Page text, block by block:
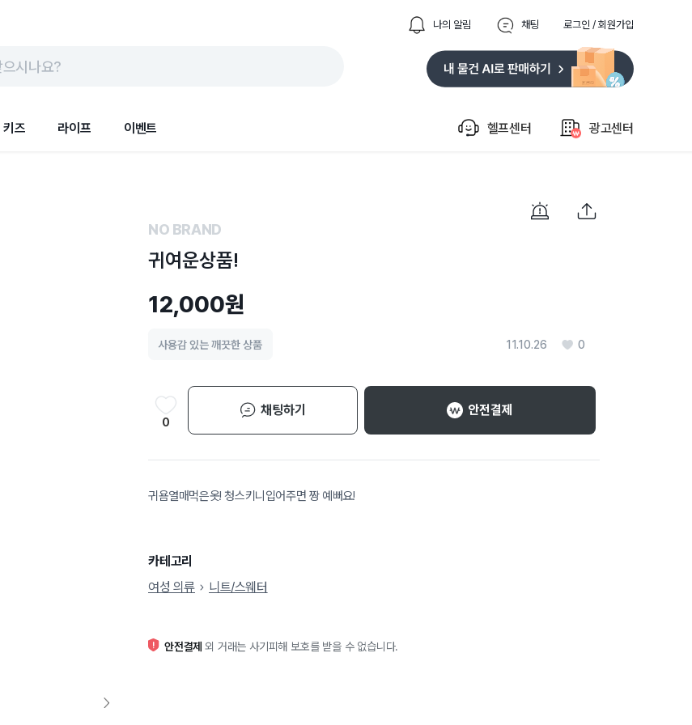
나의 알림 채팅 로그인 / 회원가입
시나요?
키즈 라이프 이벤트 헬프센터 광고센터
NO BRAND
귀여운상품!
12,000원
11.10.26 0
사용감 있는 깨끗한 상품
0
채팅하기 안전결제
귀욤열매먹은옷! 청스키니입어주면 짱 예뻐요!
카테고리
여성 의류
니트/스웨터
안전결제 외 거래는 사기피해 보호를 받을 수 없습니다.